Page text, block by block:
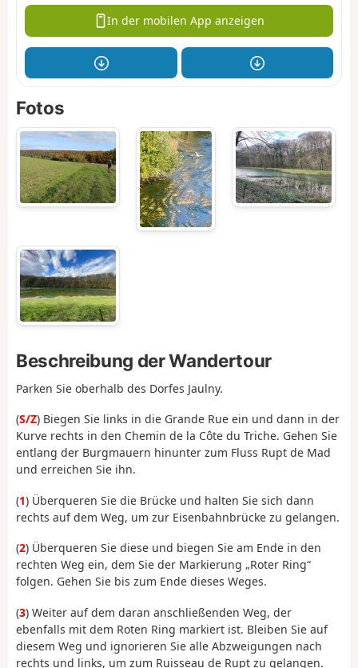
In der mobilen App anzeigen
Fotos
Beschreibung der Wandertour
Parken Sie oberhalb des Dorfes Jaulny.
(S/Z) Biegen Sie links in die Grande Rue ein und dann in der
Kurve rechts in den Chemin de la Côte du Triche. Gehen Sie
entlang der Burgmauern hinunter zum Fluss Rupt de Mad
und erreichen Sie ihn.
(1) Überqueren Sie die Brücke und halten Sie sich dann
rechts auf dem Weg, um zur Eisenbahnbrücke zu gelangen.
(2) Überqueren Sie diese und biegen Sie am Ende in den
rechten Weg ein, dem Sie der Markierung „Roter Ring“
folgen. Gehen Sie bis zum Ende dieses Weges.
(3) Weiter auf dem daran anschließenden Weg, der
ebenfalls mit dem Roten Ring markiert ist. Bleiben Sie auf
diesem Weg und ignorieren Sie alle Abzweigungen nach
rechts und links, um zum Ruisseau de Rupt zu gelangen.